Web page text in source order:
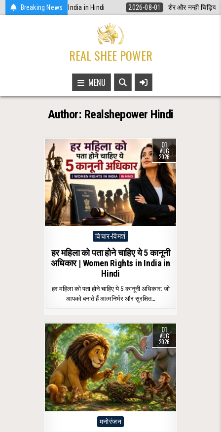
Skip
to
Breaking News
in India in Hindi 2026-08-01 शेर और नन्ही चिड़िया: बच्चों के लिए
REAL SHEE POWER
MENU
Author: Realshepower Hindi
01
AUG
2026
Posted
विचार-विमर्श
हर महिला को पता होने चाहिए ये 5 कानूनी
अधिकार | Women Rights in India in
Hindi
हर महिला को पता होने चाहिए ये 5 कानूनी अधिकार: जो
आपको बनाते हैं आत्मनिर्भर और सुरक्षित…
01
AUG
2026
Posted
मनोरंजन